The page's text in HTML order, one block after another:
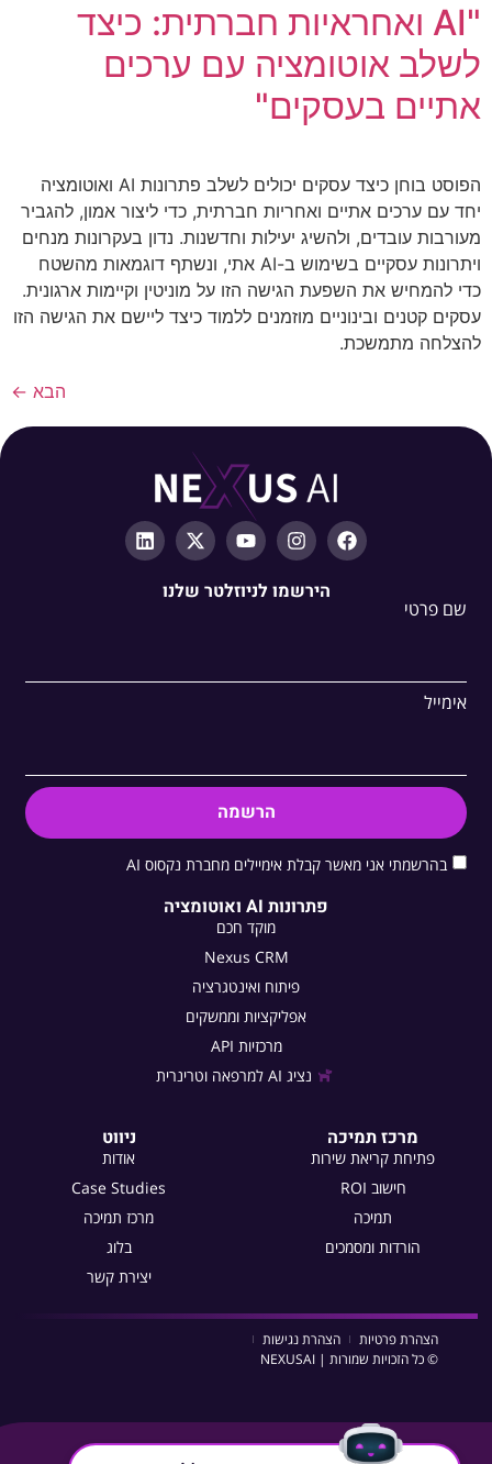
"AI ואחראיות חברתית: כיצד
לשלב אוטומציה עם ערכים
אתיים בעסקים"
הפוסט בוחן כיצד עסקים יכולים לשלב פתרונות AI ואוטומציה
יחד עם ערכים אתיים ואחריות חברתית, כדי ליצור אמון, להגביר
מעורבות עובדים, ולהשיג יעילות וחדשנות. נדון בעקרונות מנחים
ויתרונות עסקיים בשימוש ב-AI אתי, ונשתף דוגמאות מהשטח
כדי להמחיש את השפעת הגישה הזו על מוניטין וקיימות ארגונית.
עסקים קטנים ובינוניים מוזמנים ללמוד כיצד ליישם את הגישה הזו
להצלחה מתמשכת.
הבא ←
ניווט
אודות
Case Studies
מרכז תמיכה
בלוג
יצירת קשר
פתרונות AI ואוטומציה
מוקד חכם
Nexus CRM
פיתוח ואינטגרציה
אפליקציות וממשקים
מרכזיות API
נציג AI למרפאה וטרינרית
מרכז תמיכה
פתיחת קריאת שירות
חישוב ROI
תמיכה
הורדות ומסמכים
הירשמו לניוזלטר שלנו
שם פרטי
אימייל
בהרשמתי אני מאשר קבלת אימיילים מחברת נקסוס AI
הרשמה
הצהרת פרטיות
הצהרת נגישות
© כל הזכויות שמורות | NEXUSAI